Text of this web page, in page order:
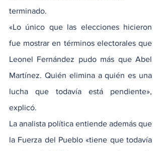
terminado.
«Lo único que las elecciones hicieron
fue mostrar en términos electorales que
Leonel Fernández pudo más que Abel
Martínez. Quién elimina a quién es una
lucha que todavía está pendiente»,
explicó.
La analista política entiende además que
la Fuerza del Pueblo «tiene que todavía